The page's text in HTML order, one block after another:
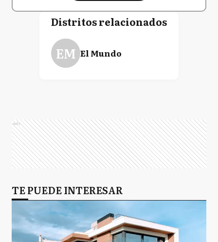
Distritos relacionados
EM El Mundo
Ads
TE PUEDE INTERESAR